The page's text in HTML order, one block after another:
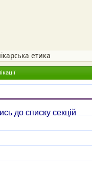
етика
до списку секцій